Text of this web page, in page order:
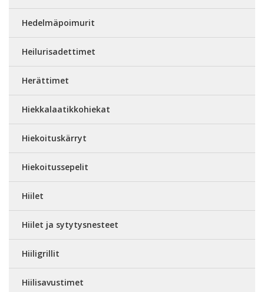
Hedelmäpoimurit
Heilurisadettimet
Herättimet
Hiekkalaatikkohiekat
Hiekoituskärryt
Hiekoitussepelit
Hiilet
Hiilet ja sytytysnesteet
Hiiligrillit
Hiilisavustimet